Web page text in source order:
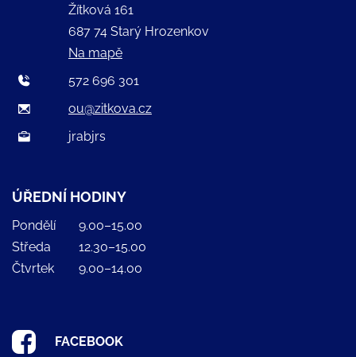
Žítková 161
687 74 Starý Hrozenkov
Na mapě
572 696 301
ou@zitkova.cz
jrabjrs
ÚŘEDNÍ HODINY
Pondělí
9.00–15.00
Středa
12.30–15.00
Čtvrtek
9.00–14.00
FACEBOOK